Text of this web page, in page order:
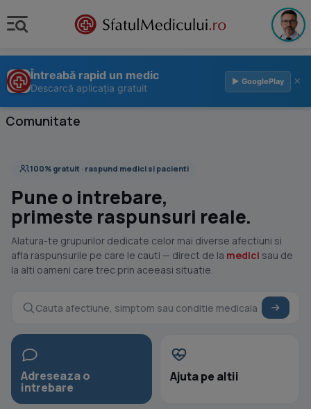
Întreabă rapid un medic
Descarcă aplicația gratuit
▶ GooglePlay ×
Comunitate
100% gratuit · raspund medici si pacienti
Pune o intrebare,
primeste raspunsuri reale.
Alatura-te grupurilor dedicate celor mai diverse afectiuni si
afla raspunsurile pe care le cauti — direct de la medici sau de
la alti oameni care trec prin aceeasi situatie.
Adreseaza o
intrebare
Ajuta pe altii